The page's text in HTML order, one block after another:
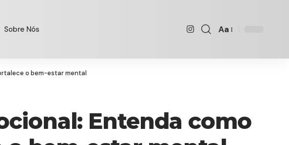
Sobre Nós
Font
Aa
o bem-estar mental
Entenda como